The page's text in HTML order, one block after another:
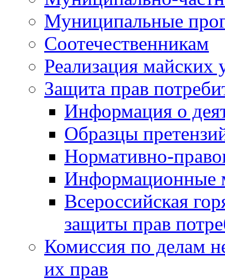
Муниципальные
Соотечественникам
Реализация майских
Защита прав
Информация о
Образцы
Нормативно-
Информационные
Всероссийская
защиты прав
Комиссия по делам
их прав